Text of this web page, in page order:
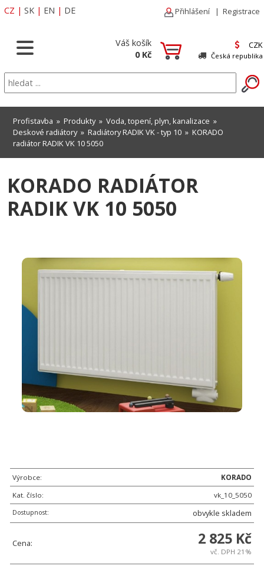
CZ | SK | EN | DE Přihlášení | Registrace
Váš košík
0 Kč
CZK
Česká republika
Profistavba » Produkty» Voda, topení, plyn, kanalizace »
Deskové radiátory» Radiátory RADIK VK - typ 10 » KORADO
radiátor RADIK VK 10 5050
KORADO RADIÁTOR
RADIK VK 10 5050
Výrobce:
KORADO
Kat. číslo:
vk_10_5050
Dostupnost:
obvykle skladem
Cena: 2 825 Kč
vč. DPH 21%